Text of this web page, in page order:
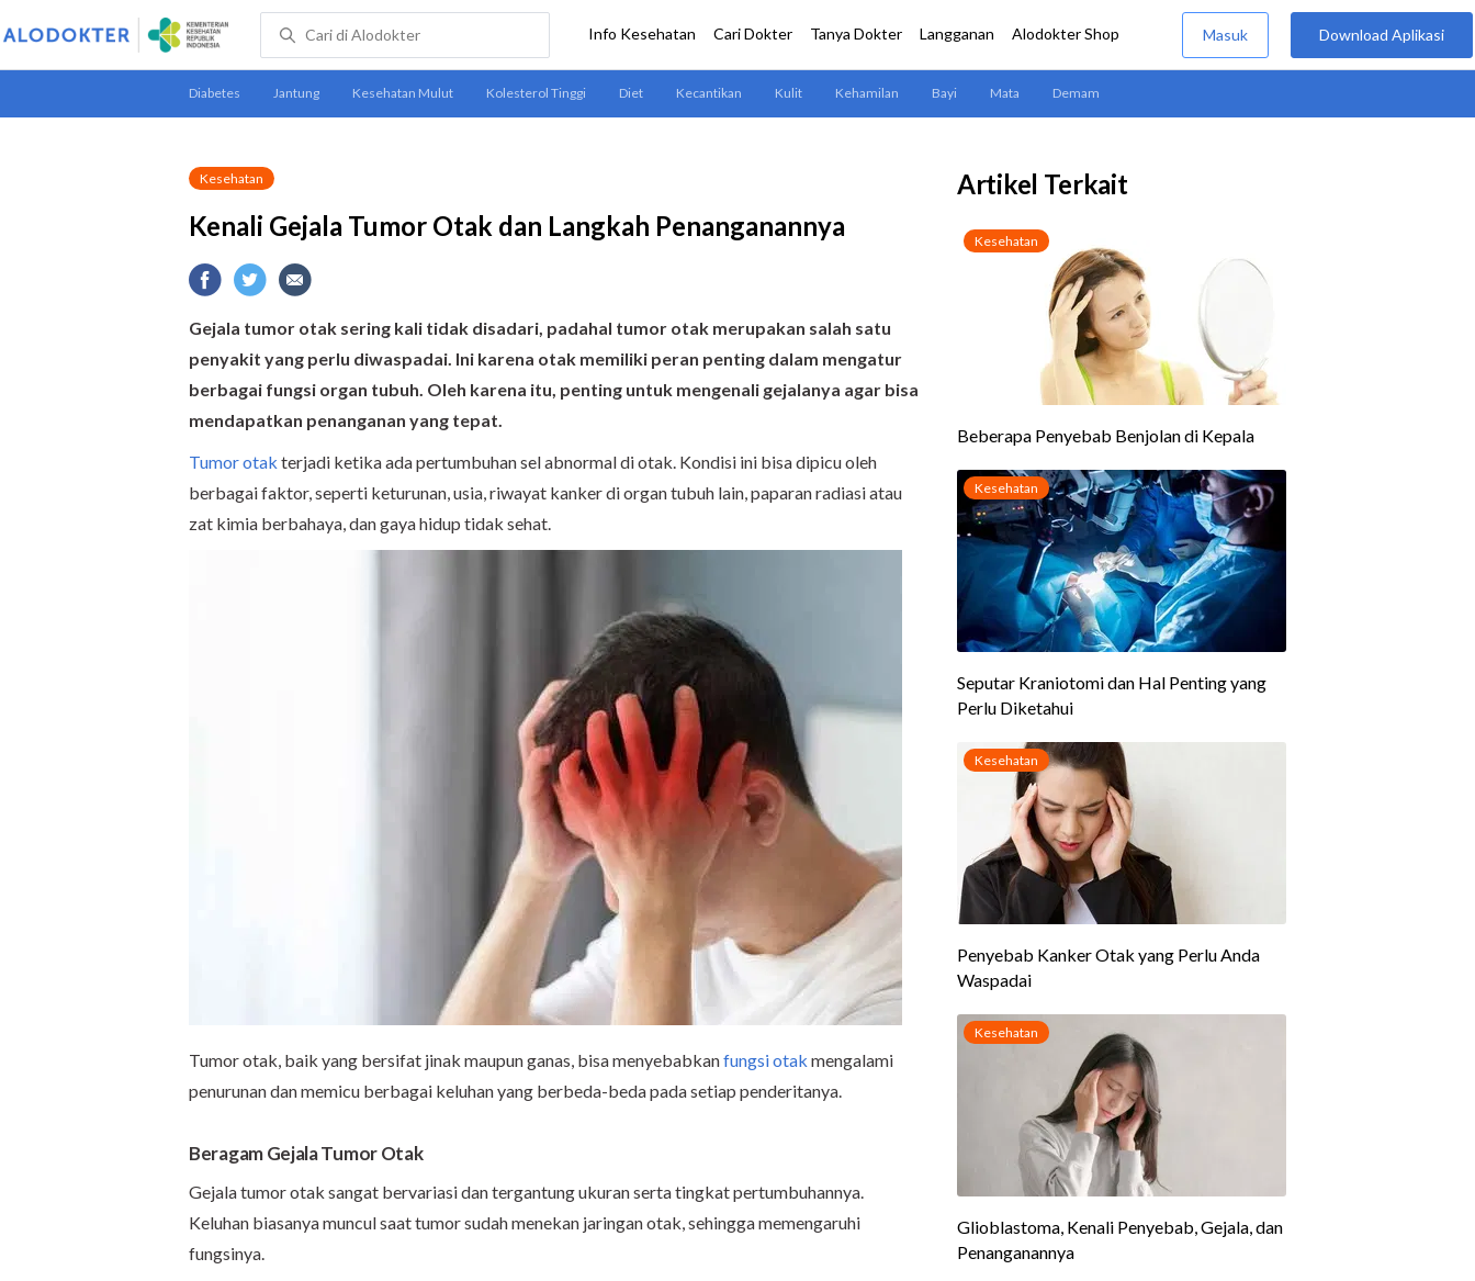
Kesehatan
Kenali Gejala Tumor Otak dan Langkah Penanganannya
Gejala tumor otak sering kali tidak disadari, padahal tumor otak merupakan salah satu
penyakit yang perlu diwaspadai. Ini karena otak memiliki peran penting dalam mengatur
berbagai fungsi organ tubuh. Oleh karena itu, penting untuk mengenali gejalanya agar bisa
mendapatkan penanganan yang tepat.
Tumor otak terjadi ketika ada pertumbuhan sel abnormal di otak. Kondisi ini bisa dipicu oleh
berbagai faktor, seperti keturunan, usia, riwayat kanker di organ tubuh lain, paparan radiasi atau
zat kimia berbahaya, dan gaya hidup tidak sehat.
Tumor otak, baik yang bersifat jinak maupun ganas, bisa menyebabkanfungsi otak mengalami
penurunan dan memicu berbagai keluhan yang berbeda-beda pada setiap penderitanya.
Beragam Gejala Tumor Otak
Gejala tumor otak sangat bervariasi dan tergantung ukuran serta tingkat pertumbuhannya.
Keluhan biasanya muncul saat tumor sudah menekan jaringan otak, sehingga memengaruhi
fungsinya.
Artikel Terkait